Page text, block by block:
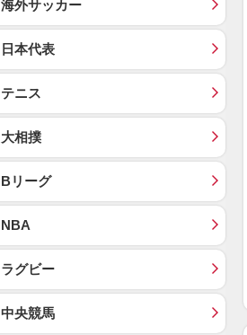
海外サッカー
日本代表
テニス
大相撲
Bリーグ
NBA
ラグビー
中央競馬